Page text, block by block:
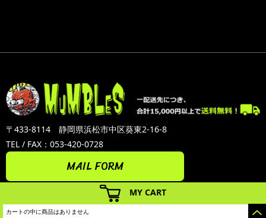
MY CART
カートの中に商品はありません
〒433-8114 静岡県浜松市中区葵東2-16-8
TEL / FAX：053-420-0728
MAIL FORM